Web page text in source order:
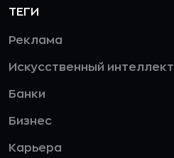
ТЕГИ
Реклама
Искусственный интеллект
Банки
Бизнес
Карьера